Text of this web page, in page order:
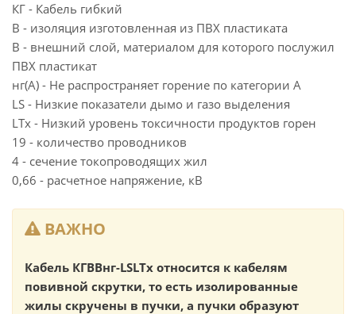
КГ - Кабель гибкий
В - изоляция изготовленная из ПВХ пластиката
В - внешний слой, материалом для которого послужил
ПВХ пластикат
нг(А) - Не распространяет горение по категории А
LS - Низкие показатели дымо и газо выделения
LTx - Низкий уровень токсичности продуктов горен
19 - количество проводников
4 - сечение токопроводящих жил
0,66 - расчетное напряжение, кВ
ВАЖНО
Кабель КГВВнг-LSLTx относится к кабелям
повивной скрутки, то есть изолированные
жилы скручены в пучки, а пучки образуют